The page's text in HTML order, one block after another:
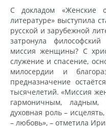
С докладом «Женские
литературе» выступила
русской и зарубежной
затронула
миссия женщины? С
служение и спасение,
милосердии и
предназначение
тысячелетий. «Миссия
гармоничным, ладным,
духовная роль –
– любовь», – отметила